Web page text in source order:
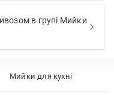
в групі Мийки
Мийки для кухні